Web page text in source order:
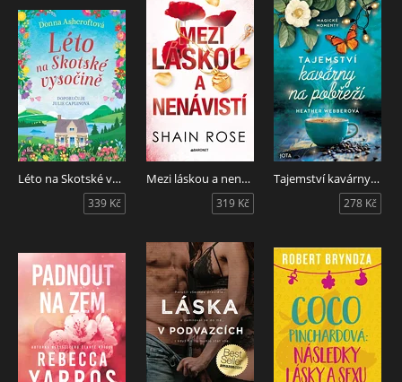
Léto na Skotské vysočině
339 Kč
Mezi láskou a nenávistí
319 Kč
Tajemství kavárny na pobřeží
278 Kč